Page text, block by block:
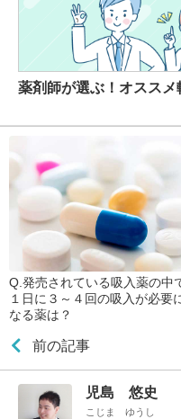
薬剤師が選ぶ！オスス
Q.発売されている吸入薬の中
１日に３～４回の吸入が必要
なる薬は？
前の記事
児島 悠史
こじま ゆうし